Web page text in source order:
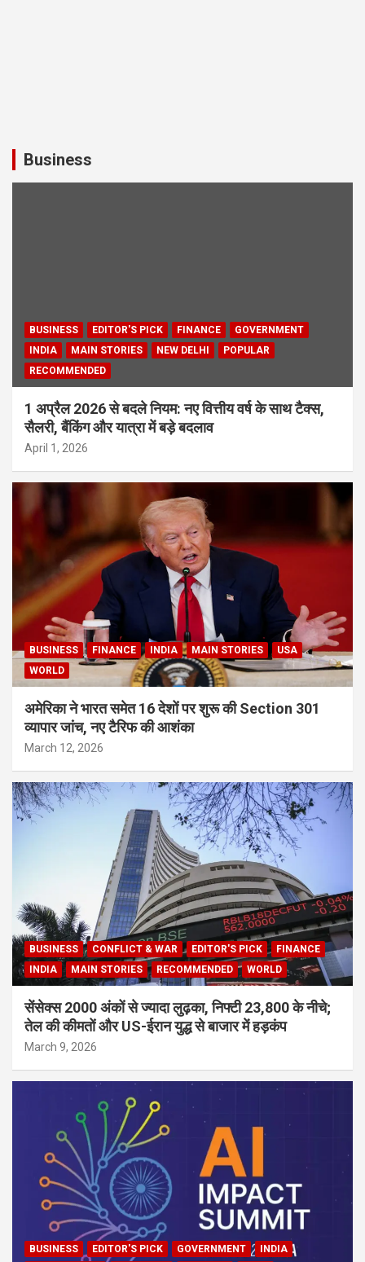
Business
BUSINESS EDITOR'S PICK FINANCE
GOVERNMENT
INDIA
MAIN STORIES NEW DELHI
POPULAR
RECOMMENDED
1 अप्रैल 2026 से बदले नियम: नए वित्तीय वर्ष के साथ टैक्स,
सैलरी, बैंकिंग और यात्रा में बड़े बदलाव
April 1, 2026
BUSINESS FINANCE INDIA MAIN STORIES
USA
WORLD
अमेरिका ने भारत समेत 16 देशों पर शुरू की Section 301
व्यापार जांच, नए टैरिफ की आशंका
March 12, 2026
BUSINESS CONFLICT & WAR EDITOR'S PICK
FINANCE
INDIA
MAIN STORIES RECOMMENDED WORLD
सेंसेक्स 2000 अंकों से ज्यादा लुढ़का, निफ्टी 23,800 के नीचे;
तेल की कीमतों और US-ईरान युद्ध से बाजार में हड़कंप
March 9, 2026
BUSINESS EDITOR'S PICK GOVERNMENT
INDIA